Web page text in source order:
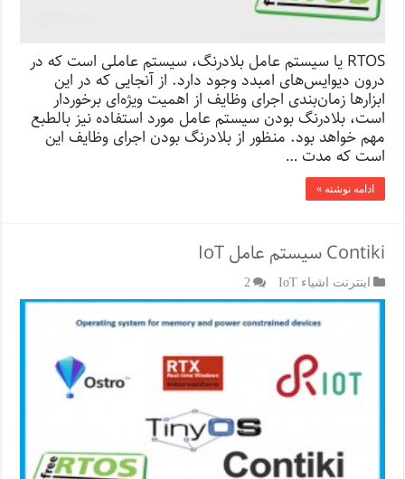
RTOS یا سیستم عامل بلادرنگ، سیستم عاملی است که در
درون دیوایس‌های امبدد وجود دارد. از آنجایی که در این
ابزارها زمان‌بندی اجرای وظایف از اهمیت ویژه‌ای برخوردار
است، بلادرنگ بودن سیستم عامل مورد استفاده نیز بالطبع
مهم خواهد بود. منظور از بلادرنگ بودن اجرای وظایف این
است که مدت …
ادامه نوشته »
Contiki سیستم عامل IoT
اینترنت اشیاء IoT 2